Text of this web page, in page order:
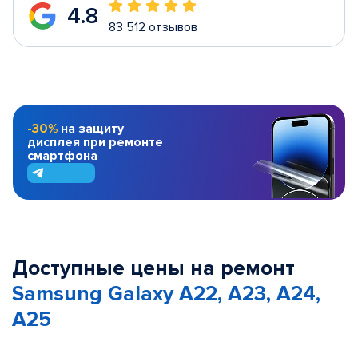
4.8 83 512 отзывов
-30% на защиту
дисплея при ремонте
смартфона
Доступные цены на ремонт
Samsung Galaxy A22, A23, A24,
A25